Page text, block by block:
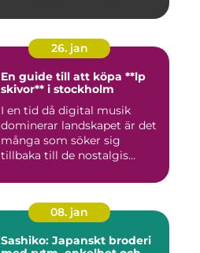
26. jan
En guide till att köpa **lp
skivor** i stockholm
I en tid då digital musik
dominerar landskapet är det
många som söker sig
tillbaka till de nostalgis...
08. jan
Sashiko: Japanskt broderi